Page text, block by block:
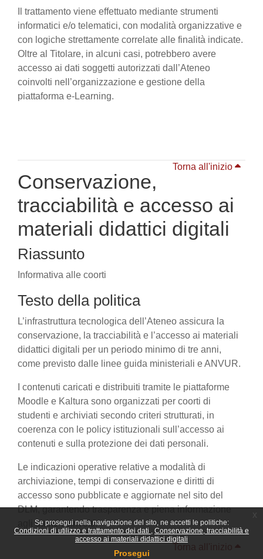
Se prosegui nella navigazione del sito, ne accetti le politiche:
Condizioni di utilizzo e trattamento dei dati
Conservazione, tracciabilità e
accesso ai materiali didattici digitali
Prosegui
Il trattamento viene effettuato mediante strumenti
informatici e/o telematici, con modalità organizzative e
con logiche strettamente correlate alle finalità indicate.
Oltre al Titolare, in alcuni casi, potrebbero avere
accesso ai dati soggetti autorizzati dall’Ateneo
coinvolti nell’organizzazione e gestione della
piattaforma e-Learning.
Torna all'inizio
Conservazione,
tracciabilità e accesso ai
materiali didattici digitali
Riassunto
Informativa alle coorti
Testo della politica
L’infrastruttura tecnologica dell’Ateneo assicura la
conservazione, la tracciabilità e l’accesso ai materiali
didattici digitali per un periodo minimo di tre anni,
come previsto dalle linee guida ministeriali e ANVUR.
I contenuti caricati e distribuiti tramite le piattaforme
Moodle e Kaltura sono organizzati per coorti di
studenti e archiviati secondo criteri strutturati, in
coerenza con le policy istituzionali sull’accesso ai
contenuti e sulla protezione dei dati personali.
Le indicazioni operative relative a modalità di
archiviazione, tempi di conservazione e diritti di
accesso sono pubblicate e aggiornate nel sito del
DLM, garantendo trasparenza e piena informazione
agli utenti coinvolti.